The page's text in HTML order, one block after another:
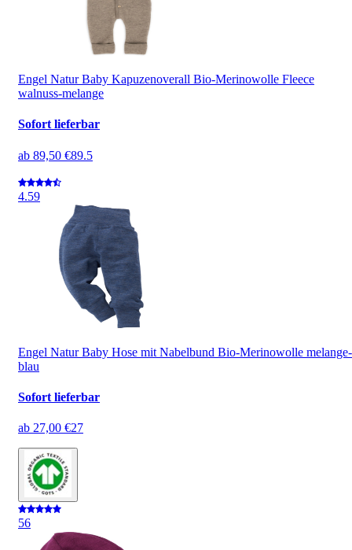
Engel Natur Baby Kapuzenoverall Bio-Merinowolle Fleece
walnuss-melange
Sofort lieferbar
ab 89,50 €89.5
4.59
Engel Natur Baby Hose mit Nabelbund Bio-Merinowolle melange-
blau
Sofort lieferbar
ab 27,00 €27
56